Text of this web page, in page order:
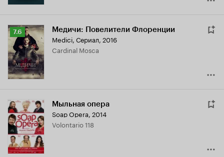
Рейтинг
Кинопоиска
7.6
7.6 Медичи: Повелители Флоренции
Medici, Сериал, 2016
Cardinal Mosca
Мыльная опера
Soap Opera, 2014
Volontario 118